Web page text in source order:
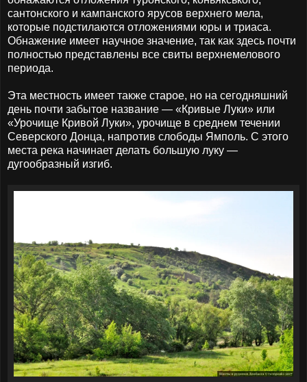
сантонского и кампанского ярусов верхнего мела,
которые подстилаются отложениями юры и триаса.
Обнажение имеет научное значение, так как здесь почти
полностью представлены все свиты верхнемелового
периода.
Эта местность имеет также старое, но на сегодняшний
день почти забытое название — «Кривые Луки» или
«Урочище Кривой Луки», урочище в среднем течении
Северского Донца, напротив слободы Ямполь. С этого
места река начинает делать большую луку —
дугообразный изгиб.